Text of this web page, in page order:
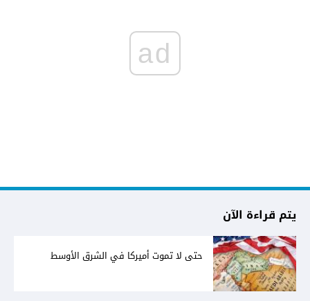
ad
يتم قراءة الآن
حتى لا تموت أميركا في الشرق الأوسط